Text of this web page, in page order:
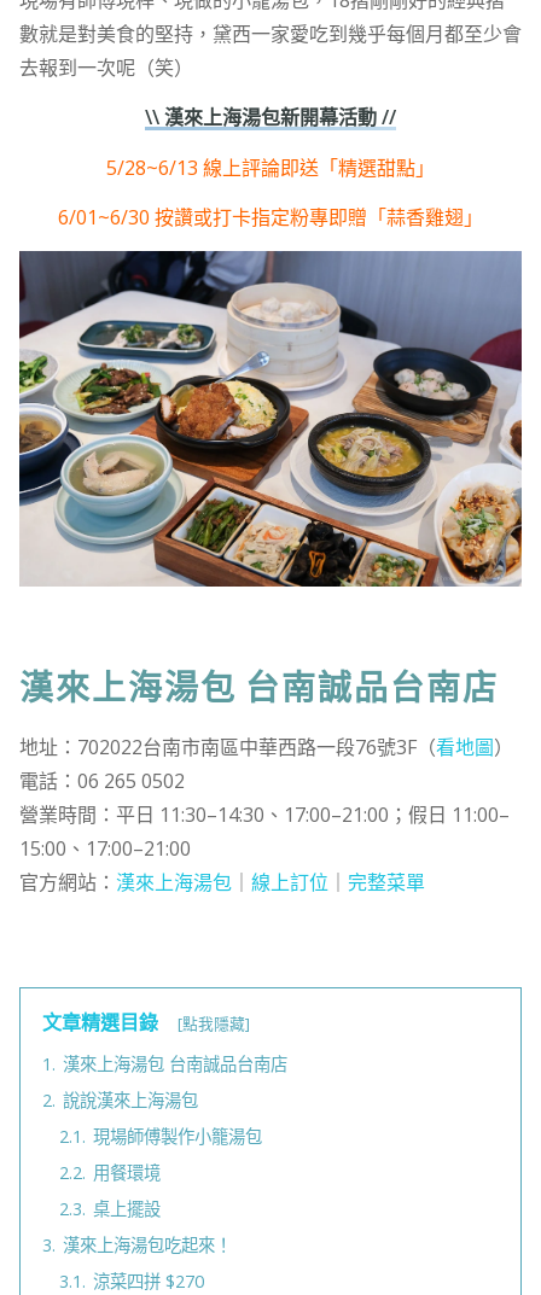
數就是對美食的堅持，黛西一家愛吃到幾乎每個月都至少會
去報到一次呢（笑）
\\ 漢來上海湯包新開幕活動 //
5/28~6/13 線上評論即送「精選甜點」
6/01~6/30 按讚或打卡指定粉專即贈「蒜香雞翅」
漢來上海湯包 台南誠品台南店
地址：702022台南市南區中華西路一段76號3F（看地圖）
電話：06 265 0502
營業時間：平日 11:30–14:30、17:00–21:00；假日 11:00–
15:00、17:00–21:00
官方網站： 漢來上海湯包｜ 線上訂位 ｜ 完整菜單
文章精選目錄 [點我隱藏]
1. 漢來上海湯包 台南誠品台南店
2. 說說漢來上海湯包
2.1. 現場師傅製作小籠湯包
2.2. 用餐環境
2.3. 桌上擺設
3. 漢來上海湯包吃起來！
3.1. 涼菜四拼 $270